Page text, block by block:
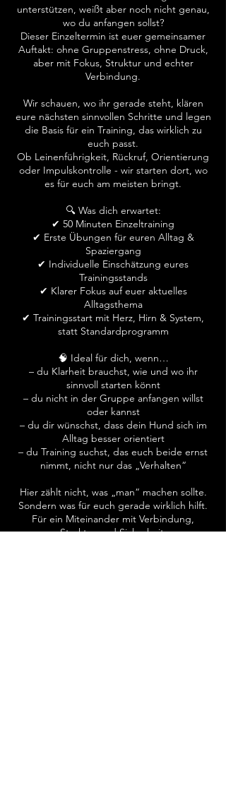
unterstützen, weißt aber noch nicht genau,
wo du anfangen sollst?
Dieser Einzeltermin ist euer gemeinsamer
Auftakt: ohne Gruppenstress, ohne Druck,
aber mit Fokus, Struktur und echter
Verbindung.
Wir schauen, wo ihr gerade steht, klären
eure nächsten sinnvollen Schritte und legen
die Basis für ein Training, das wirklich zu
euch passt.
Ob Leinenführigkeit, Rückruf, Orientierung
oder Impulskontrolle - wir starten dort, wo
es für euch am meisten bringt.
🔍 Was dich erwartet:
✔ 50 Minuten Einzeltraining
✔ Erste Übungen für euren Alltag &
Spaziergang
✔ Individuelle Einschätzung eures
Trainingsstands
✔ Klarer Fokus auf euer aktuelles
Alltagsthema
✔ Trainingsstart mit Herz, Hirn & System,
statt Standardprogramm
🧠 Ideal für dich, wenn…
– du Klarheit brauchst, wie und wo ihr
sinnvoll starten könnt
– du nicht in der Gruppe anfangen willst
oder kannst
– du dir wünschst, dass dein Hund sich im
Alltag besser orientiert
– du Training suchst, das euch beide ernst
nimmt, nicht nur das „Verhalten“
Hier zählt nicht, was „man“ machen sollte.
Sondern was für euch gerade wirklich hilft.
Für ein Miteinander mit Verbindung,
Struktur und Sicherheit.